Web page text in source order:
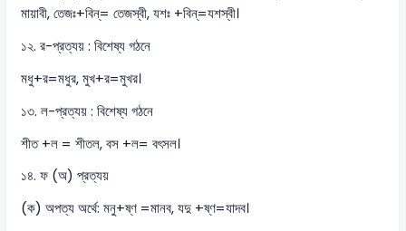
মায়াবী, তেজঃ+বিন্= তেজস্বী, যশঃ +বিন্=যশস্বী।
১২. র-প্রত্যয় : বিশেষ্য গঠনে
মধু+র=মধুর, মুখ+র=মুখর।
১৩. ল-প্রত্যয় : বিশেষ্য গঠনে
শীত +ল = শীতল, বস +ল= বৎসল।
১৪. ফ (অ) প্রত্যয়
(ক) অপত্য অর্থে: মনু+ষ্ণ =মানব, যদু +ষ্ণ=যাদব।